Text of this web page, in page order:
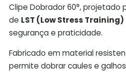
Clipe Dobrador 60°, projetado
de LST (Low Stress Training)
segurança e praticidade.
Fabricado em material
permite dobrar caules e